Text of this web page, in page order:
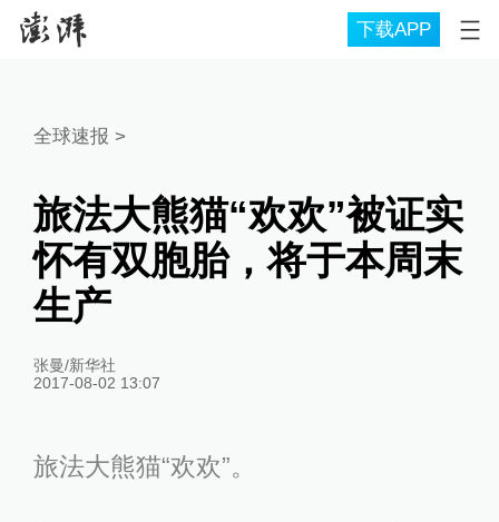
下载APP
全球速报 >
旅法大熊猫“欢欢”被证实
怀有双胞胎，将于本周末
生产
张曼/新华社
2017-08-02 13:07
旅法大熊猫“欢欢”。